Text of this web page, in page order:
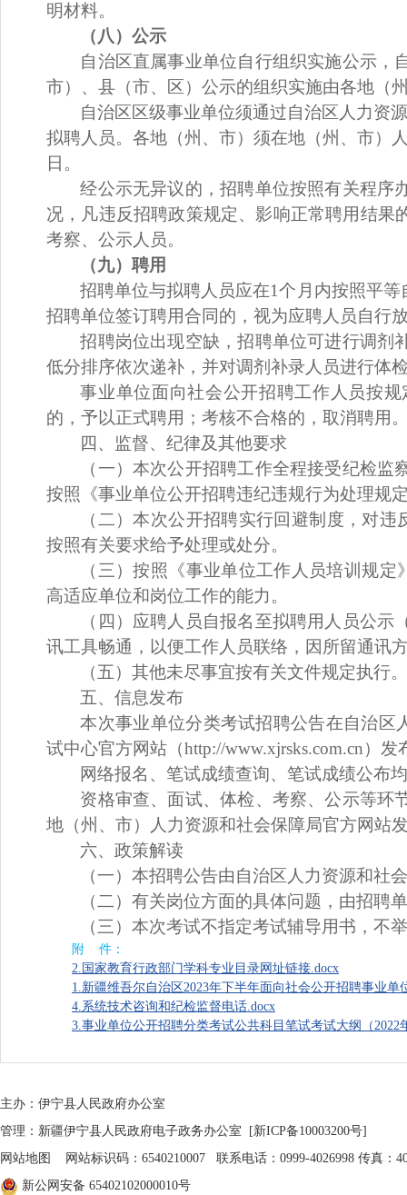
明材料。
（ 八 ）公示
自治区直属事业单位自行组织实施公示，
市）、县（市、区）公示的组织实施由各地（
自治区区级事业单位须通过自治区 人力资
拟聘人员。各地（州、市）须在地（州、市）
日。
经公示无异议的，招聘单位按照有关程序
况，凡违反招聘政策规定、影响正常聘用结
考察、公示人员。
（九）聘用
招聘单位与拟聘人员应在1个月内按照平
招聘单位签订聘用合同的，视为应聘人员自行
招聘岗位出现空缺，招聘单位可进行调剂
低分排序依次递补，并对调剂补录人员进行体
事业单位面向社会公开招聘工作人员按
的，予以正式聘用；考核不合格的，取消聘用
四 、 监督、纪律及其他要求
（一） 本次公开招聘工作全程接受纪检监
按照《事业单位公开招聘违纪违规行为处理规
（ 二）本次公开招聘实行回避制度 ，对违
按照有关要求给予处理或处分。
（三）按照《事业单位工作人员培训规定
高适应单位和岗位工作的能力。
（四）应聘人员自报名至拟聘用人员公
讯工具畅通，以便工作人员联络，因所留通讯
（五）其他未尽事宜按有关文件规定执行
五、信息发布
本次事业单位分类考试招聘公告在自治区
试中心官方网站（http://www.xjrsks.com.cn）发
网络报名、笔试成绩查询、笔试成绩公布
资格审查、面试、体检、考察、公示等环
地（州、市）人力资源和社会保障局官方网站
六、政策解读
（一）本招聘公告由自治区人力资源和社
（二）有关岗位方面的具体问题，由招聘
（三）本次考试不指定考试辅导用书，不
附 件：
2.国家教育行政部门学科专业目录网址链接.docx
1.新疆维吾尔自治区2023年下半年面向社会公开招聘事业单
4.系统技术咨询和纪检监督电话.docx
3.事业单位公开招聘分类考试公共科目笔试考试大纲（2022
主办：伊宁县人民政府办公室
管理：新疆伊宁县人民政府电子政务办公室
[新ICP备10003200号]
网站地图
网站标识码：6540210007 联系电话：0999-4026998 传真：
新公网安备 65402102000010号